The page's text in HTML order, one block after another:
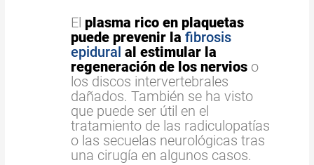
El plasma rico en plaquetas
puede prevenir lafibrosis
epidural al estimular la
regeneración de los nervios o
los discos intervertebrales
dañados. También se ha visto
que puede ser útil en el
tratamiento de las radiculopatías
o las secuelas neurológicas tras
una cirugía en algunos casos.